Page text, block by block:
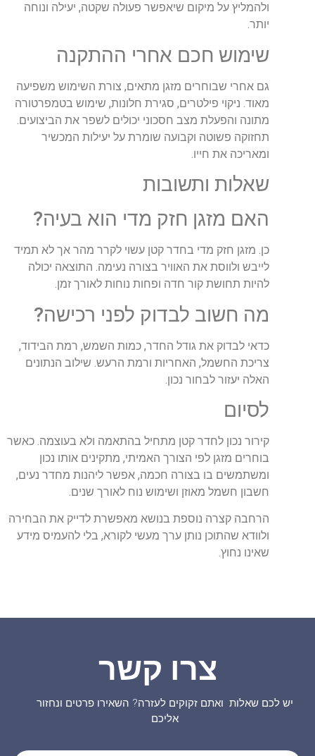
ולהמליץ על מיקום שיאפשר פעולה שקטה, יעילה ונוחה
יותר.
שימוש חכם אחרי ההתקנה
גם אחרי שבוחרים מזגן מתאים, צורת השימוש משפיעה
מאוד. ניקוי פילטרים, סגירת חלונות, שימוש בטמפרטורה
מתונה והפעלת מצב חסכוני יכולים לשפר את הביצועים.
תחזוקה פשוטה וקבועה שומרת על יעילות המכשיר
ומאריכה את חייו.
שאלות ותשובות
האם מזגן חזק מדי הוא בעיה?
כן. מזגן חזק מדי בחדר קטן עשוי לקרר מהר אך לא תמיד
לייבש ולווסת את האוויר בצורה נעימה. התוצאה יכולה
להיות תחושת קור חדה ופחות נוחות לאורך זמן.
מה חשוב לבדוק לפני רכישה?
כדאי לבדוק את גודל החדר, כמות השמש, רמת הבידוד,
צריכת החשמל, האחריות ורמת הרעש. שילוב הנתונים
האלה יעזור לבחור נכון.
לסיום
קירור נכון לחדר קטן מתחיל בהתאמה ולא בעוצמה. כאשר
בוחרים מזגן לפי הצורך האמיתי, מתקינים אותו נכון
ומשתמשים בו בצורה חכמה, אפשר ליהנות מחדר נעים,
חשבון חשמל מאוזן ושימוש נוח לאורך שנים.
הרחבה קצרה נוספת בנושא מאפשרת לדייק את הבחירה
ולוודא שהתוכן נותן ערך מעשי לקורא, בלי להעמיס מידע
שאינו נחוץ.
צרו קשר
יש לכם שאלות ואתם זקוקים לעזרה? השאירו פרטים ונחזור
אליכם